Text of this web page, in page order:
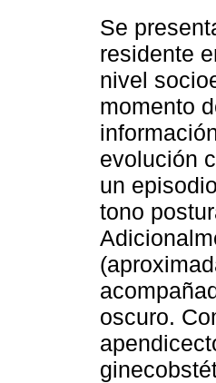
Se
residente
nivel
momento
evolución
un
tono
oscuro.